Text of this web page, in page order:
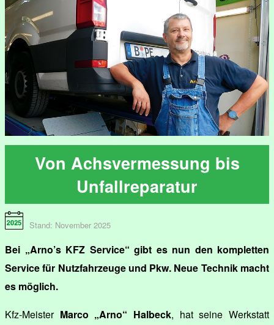
Von Achsvermessung bis
Unfallreparatur
Stand: November 2025
Bei „Arno’s KFZ Service“ gibt es nun den kompletten
Service für Nutzfahrzeuge und Pkw. Neue Technik macht
es möglich.
Kfz-Meister Marco „Arno“ Halbeck, hat seine Werkstatt